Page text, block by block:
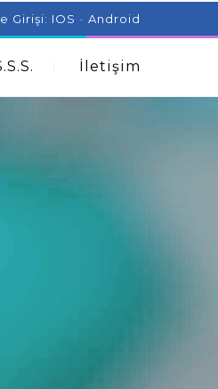
Aromatherapy And
Girişi: IOS - Android
İletişim